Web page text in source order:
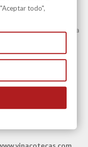
vinotecas y en la
19:00
todo",